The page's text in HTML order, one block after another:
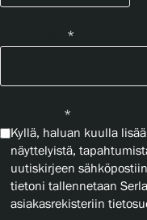
*
*
Kyllä, haluan kuulla
näyttelyistä,
uutiskirjeen
tietoni tallennetaan
asiakasrekisteriin